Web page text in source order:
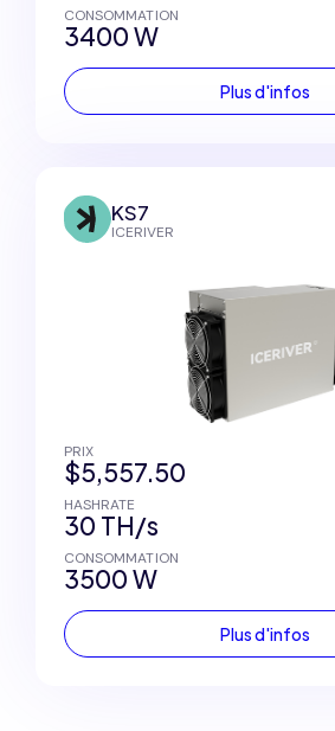
CONSOMMATION
3400 W
Plus d'infos
KS7
ICERIVER
PRIX
$5,557.50
HASHRATE
30 TH/s
CONSOMMATION
3500 W
Plus d'infos